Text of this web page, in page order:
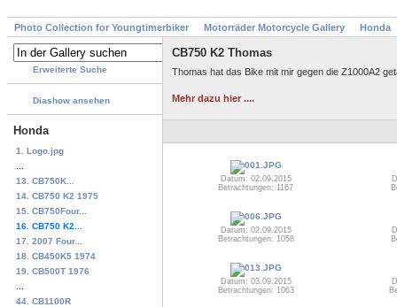
Photo Collection for Youngtimerbiker Motorräder Motorcycle Gallery Honda
Erweiterte Suche
Diashow ansehen
Honda
1. Logo.jpg
13. CB750K...
14. CB750 K2 1975
15. CB750Four...
16. CB750 K2...
17. 2007 Four...
18. CB450K5 1974
19. CB500T 1976
44. CB1100R
CB750 K2 Thomas
Thomas hat das Bike mit mir gegen die Z1000A2
Mehr dazu hier ....
Datum: 02.09.2015
Betrachtungen: 1167
Datum: 02.09.2015
Betrachtungen: 1058
Datum: 03.09.2015
Betrachtungen: 1063